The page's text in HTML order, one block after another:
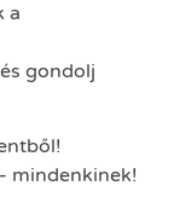
a
gondolj
mindenkinek!